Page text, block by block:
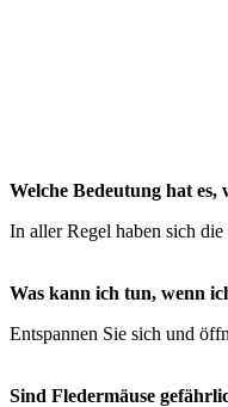
Welche Bedeutung hat es,
In aller Regel haben sich
Was kann ich tun, wenn
Entspannen Sie sich und
Sind Fledermäuse